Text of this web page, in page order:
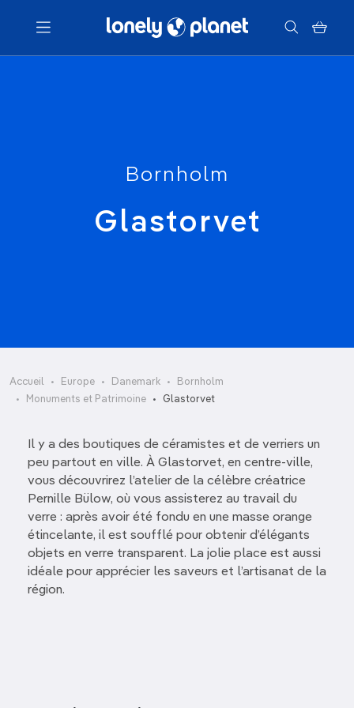
Menu
Bornholm
Glastorvet
Accueil Europe Danemark
Bornholm
Monuments et Patrimoine
Glastorvet
Il y a des boutiques de céramistes et de verriers un
peu partout en ville. À Glastorvet, en centre-ville,
vous découvrirez l’atelier de la célèbre créatrice
Pernille Bülow, où vous assisterez au travail du
verre : après avoir été fondu en une masse orange
étincelante, il est soufflé pour obtenir d’élégants
objets en verre transparent. La jolie place est aussi
idéale pour apprécier les saveurs et l’artisanat de la
région.